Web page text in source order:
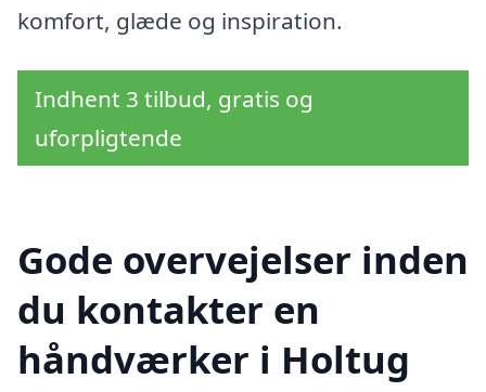
komfort, glæde og inspiration.
Indhent 3 tilbud, gratis og
uforpligtende
Gode overvejelser inden
du kontakter en
håndværker i Holtug